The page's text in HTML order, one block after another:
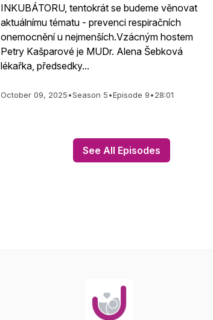
INKUBÁTORU, tentokrát se budeme věnovat
aktuálnímu tématu - prevenci respiračních
onemocnění u nejmenších.Vzácným hostem
Petry Kašparové je MUDr. Alena Šebková
lékařka, předsedky...
October 09, 2025•Season 5•Episode 9•28:01
See All Episodes